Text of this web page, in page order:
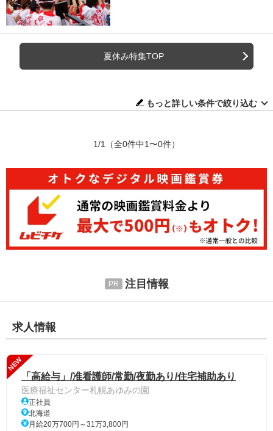
夏休み特集TOP
もっと詳しい条件で絞り込む
1/1 （全0件中1〜0件）
注目情報
求人情報
NEW
「高給与」/准看護師/常勤/夜勤あり/住宅補助あり
医療福祉センター札幌あゆみの園
正社員
北海道
月給20万700円～31万3,800円